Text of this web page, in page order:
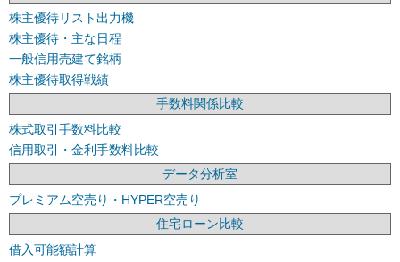
株主優待リスト出力機
株主優待・主な日程
一般信用売建て銘柄
株主優待取得戦績
手数料関係比較
株式取引手数料比較
信用取引・金利手数料比較
データ分析室
プレミアム空売り・HYPER空売り
住宅ローン比較
借入可能額計算